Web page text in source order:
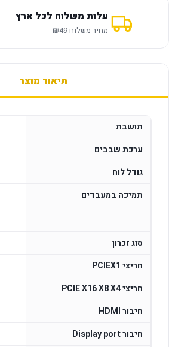
עלות משלוח לכל ארץ
מחיר משלוח ₪49
תיאור מוצר
תושבת
ערכת שבבים
גודל לוח
תמיכה במעבדים
סוג זכרון
חריצי PCIEX1
חריצי PCIE X16 X8 X4
חיבור HDMI
חיבור Display port